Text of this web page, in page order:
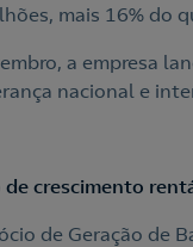
mais 16% do
a empresa
nacional e
de crescimento
de Geração de